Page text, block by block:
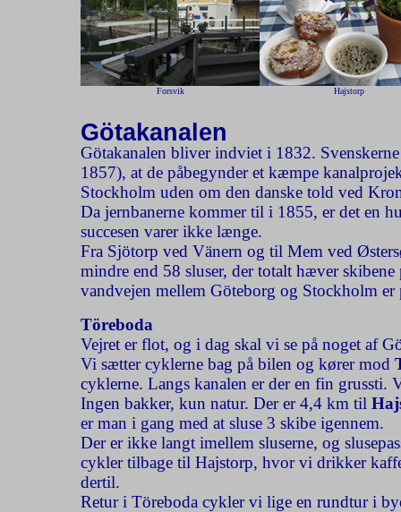
Forsvik Hajstorp
Götakanalen
Götakanalen bliver indviet i 1832.
1857), at de påbegynder et kæmpe
Stockholm uden om den danske told ved
Da jernbanerne kommer til i 1855, er det en
succesen varer ikke længe.
Fra Sjötorp ved Vänern og til Mem ved
mindre end 58 sluser, der totalt hæver
vandvejen mellem Göteborg og Stockholm er
Töreboda
Vejret er flot, og i dag skal vi se på noget af
Vi sætter cyklerne bag på bilen og kører mod
cyklerne. Langs kanalen er der en fin grussti.
Ingen bakker, kun natur. Der er 4,4 km til
er man i gang med at sluse 3 skibe igennem.
Der er ikke langt imellem sluserne, og
cykler tilbage til Hajstorp, hvor vi drikker
dertil.
Retur i Töreboda cykler vi lige en rundtur i